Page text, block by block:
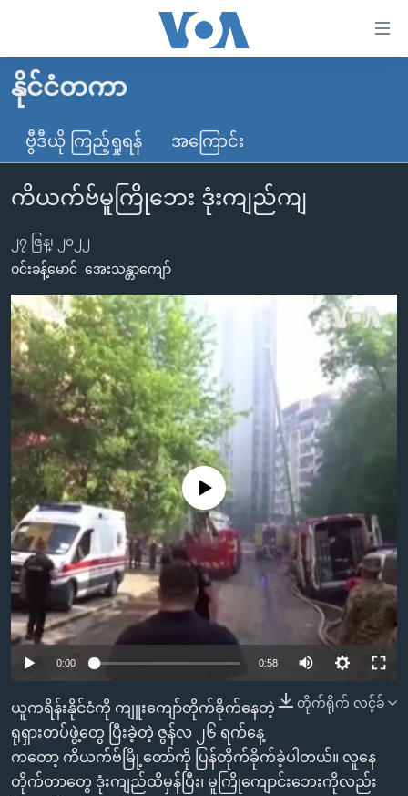
လွယ်ကူ
စေ
သည့်
Link
များ
ပင်မ
အကြောင်းအရာ
ကျော်
ကြည့်
ရန်
ပင်မ
ညွန်း
စာမျက်နှာ
သို့
ကျော်
ကြည့်
ရန်
ရှာဖွေ
ရန်
နေရာ
ကျော်
ရန်
မူလစာမျက်နှာ
မြန်မာ
ကမ္ဘာ့သတင်းများ
နိုင်ငံတကာ
တရုတ်
အစ္စရေး-ပါလက်စတိုင်း
ဗွီဒီယို
ရပ်ဝန်းတခု လမ်းတခု အလွန်
အင်္ဂလိပ်စာလေ့လာမယ်
အမေရိကန်သုံးအီဒီယံ
မကြေးမုံရဲ့ အင်္ဂလိပ်စာ
ရုပ်ရှင်ထဲက အင်္ဂလိပ်စာ
သုတပဒေသာ အင်္ဂလိပ်စာ
အပတ်စဉ်ကဏ္ဍများ
ရေဒီယို
တီဗွီ
ရေဒီယိုနှင့်ရုပ်သံ အချက်အလက်များ
ရေဒီယို/တီဗွီအစီအစဉ်
Learning English
ဗွီအိုအေ လူမှုကွန်ယက်များ
ဘာသာစကားများ
နိုင်ငံတကာ
ဗွီဒီယို ကြည့်ရှုရန် အကြောင်း
ကိယက်ဗ်မူကြိုဘေး ဒုံးကျည်ကျ
၂၇ ဇြန္၊ ၂၀၂၂
ဝင်းခန့်မောင် အေးသန္တာကျော်
No media source currently available
0:00 0:58
တိုက်ရိုက် လင့်ခ်
ယူကရိန်းနိုင်ငံကို ကျူးကျော်တိုက်ခိုက်နေတဲ့
ရုရှားတပ်ဖွဲ့တွေ ပြီးခဲ့တဲ့ ဇွန်လ ၂၆ ရက်နေ့
ကတော့ ကိယက်ဗ်မြို့တော်ကို ပြန်တိုက်ခိုက်ခဲ့ပါတယ်။ လူနေ
တိုက်တာတွေ ဒုံးကျည်ထိမှန်ပြီး၊ မူကြိုကျောင်းဘေးကိုလည်း